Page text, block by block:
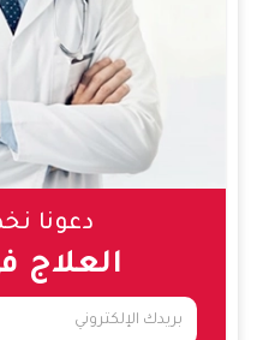
دعونا
العلاج